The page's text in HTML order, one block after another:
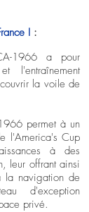
I :
1966 a pour
l'entraînement
la voile de
permet à un
l'America's Cup
à des
leur offrant ainsi
la navigation de
d'exception
privé.